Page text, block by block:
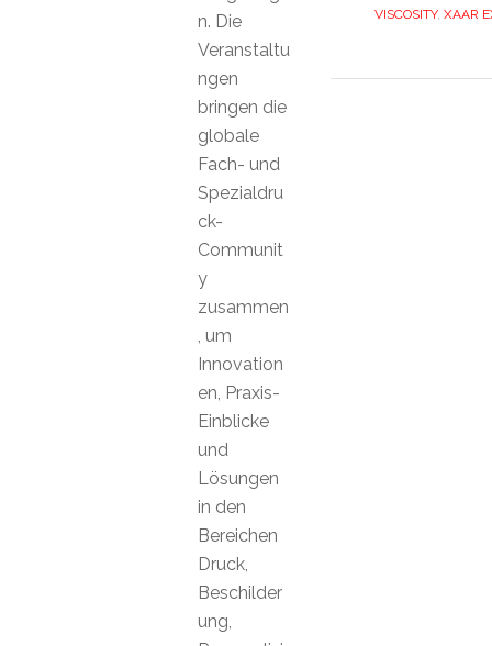
VISCOSITY, XAAR
n. Die
Veranstaltu
ngen
bringen die
globale
Fach- und
Spezialdru
ck-
Communit
y
zusammen
, um
Innovation
en, Praxis-
Einblicke
und
Lösungen
in den
Bereichen
Druck,
Beschilder
ung,